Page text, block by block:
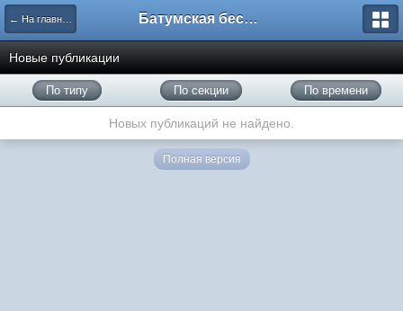
← На главную Батумская беседка
Новые публикации
По типу По секции По времени
Новых публикаций не найдено.
Полная версия